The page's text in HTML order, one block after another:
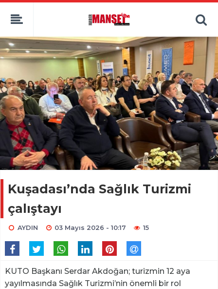
Kuşadası’nda Sağlık Turizmi
çalıştayı
AYDIN 03 Mayıs 2026 - 10:17 15
KUTO Başkanı Serdar Akdoğan; turizmin 12 aya
yayılmasında Sağlık Turizmi’nin önemli bir rol